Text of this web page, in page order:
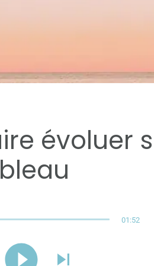
évoluer
01:52